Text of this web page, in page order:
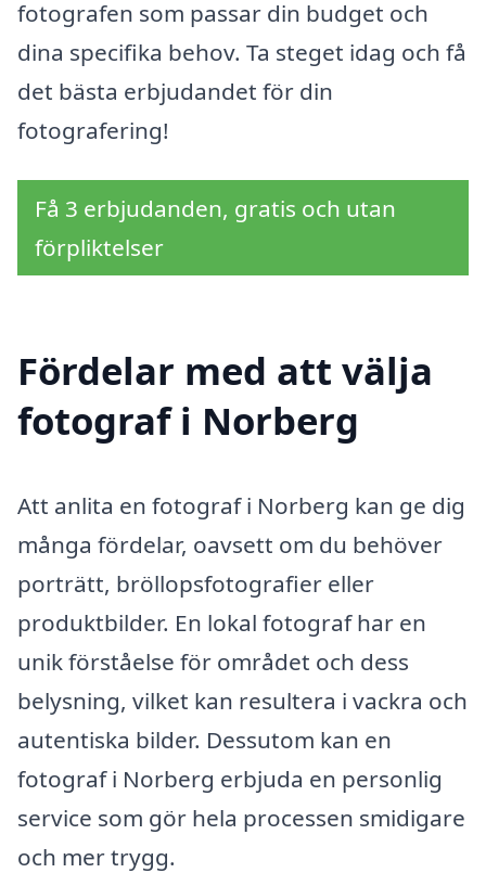
fotografen som passar din budget och
dina specifika behov. Ta steget idag och få
det bästa erbjudandet för din
fotografering!
Få 3 erbjudanden, gratis och utan
förpliktelser
Fördelar med att välja
fotograf i Norberg
Att anlita en fotograf i Norberg kan ge dig
många fördelar, oavsett om du behöver
porträtt, bröllopsfotografier eller
produktbilder. En lokal fotograf har en
unik förståelse för området och dess
belysning, vilket kan resultera i vackra och
autentiska bilder. Dessutom kan en
fotograf i Norberg erbjuda en personlig
service som gör hela processen smidigare
och mer trygg.